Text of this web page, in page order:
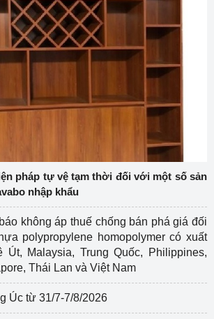
pháp tự vệ tạm thời đối với một số sản
nhập khẩu
không áp thuế chống bán phá giá đối
polypropylene homopolymer có xuất
Malaysia, Trung Quốc, Philippines,
Thái Lan và Việt Nam
Úc từ 31/7-7/8/2026